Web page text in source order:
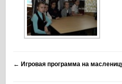
← Игровая программа на